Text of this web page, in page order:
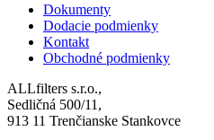
Dokumenty
Dodacie podmienky
Kontakt
Obchodné podmienky
ALLfilters s.r.o.,
Sedličná 500/11,
913 11 Trenčianske Stankovce